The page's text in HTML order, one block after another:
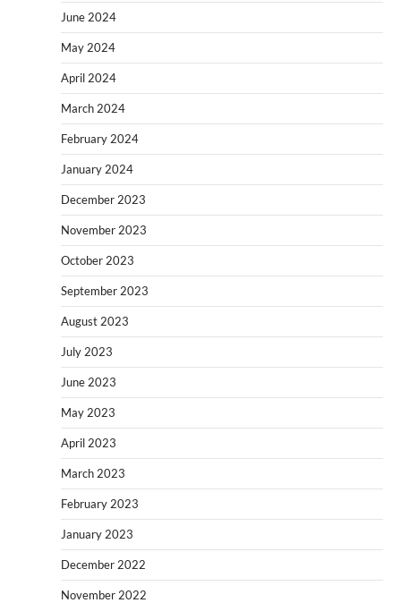
June 2024
May 2024
April 2024
March 2024
February 2024
January 2024
December 2023
November 2023
October 2023
September 2023
August 2023
July 2023
June 2023
May 2023
April 2023
March 2023
February 2023
January 2023
December 2022
November 2022